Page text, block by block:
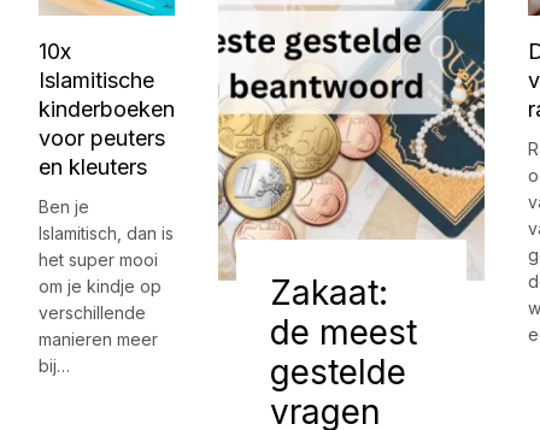
10x
Islamitische
kinderboeken
voor peuters
en kleuters
Ben je
Islamitisch, dan is
het super mooi
om je kindje op
verschillende
manieren meer
bij…
Zakaat:
de meest
gestelde
vragen